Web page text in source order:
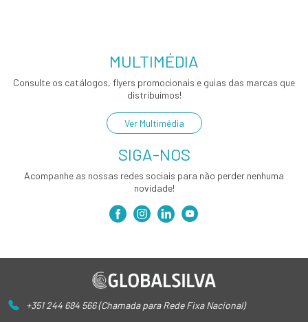
MULTIMÉDIA
Consulte os catálogos, flyers promocionais e guias das marcas que
distribuímos!
Ver Multimédia
SIGA-NOS
Acompanhe as nossas redes sociais para não perder nenhuma
novidade!
+351 244 684 566 (Chamada para Rede Fixa Nacional)